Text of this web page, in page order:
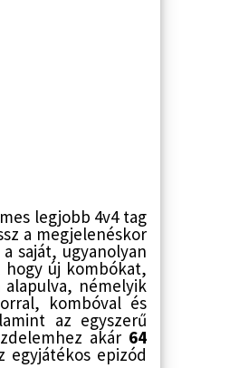
legjobb 4v4 tag
a megjelenéskor
saját, ugyanolyan
hogy új kombókat,
alapulva, némelyik
kombóval és
az egyszerű
akár64
egyjátékos epizód